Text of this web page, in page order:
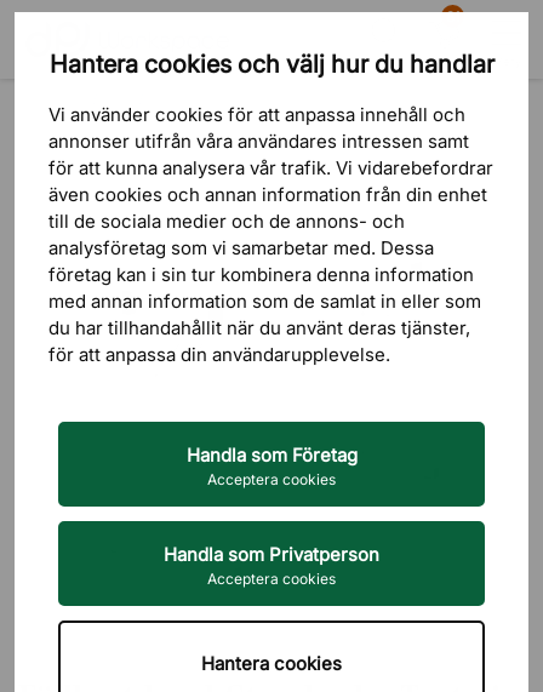
Hantera cookies och välj hur du handlar
Vi använder cookies för att anpassa innehåll och
annonser utifrån våra användares intressen samt
för att kunna analysera vår trafik. Vi vidarebefordrar
även cookies och annan information från din enhet
till de sociala medier och de annons- och
analysföretag som vi samarbetar med. Dessa
företag kan i sin tur kombinera denna information
med annan information som de samlat in eller som
du har tillhandahållit när du använt deras tjänster,
för att anpassa din användarupplevelse.
Handla som Företag
Acceptera cookies
Handla som Privatperson
Acceptera cookies
Hantera cookies
Sök
81
Varukorg Meny